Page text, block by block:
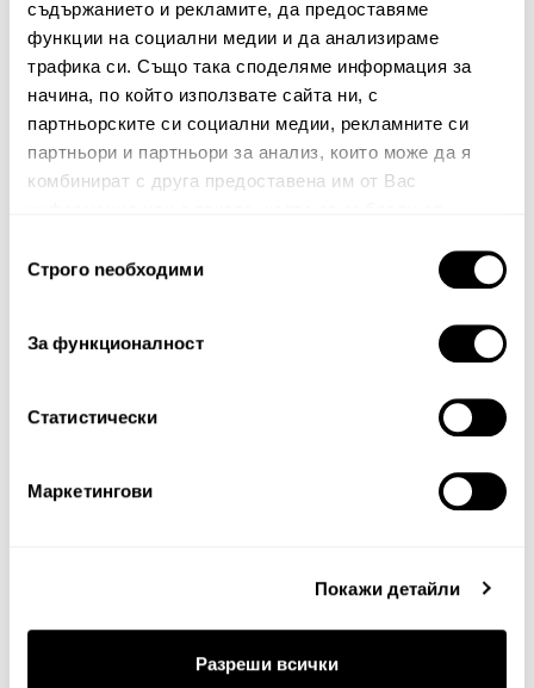
съдържанието и рекламите, да предоставяме
функции на социални медии и да анализираме
трафика си. Също така споделяме информация за
начина, по който използвате сайта ни, с
партньорските си социални медии, рекламните си
партньори и партньори за анализ, които може да я
комбинират с друга предоставена им от Вас
наСтрого nеобходими
За функционалност
Статистически
Маркетингови
Покажи детайли
Разреши всички
Име
Вашият коментар:
Тест за сигурност